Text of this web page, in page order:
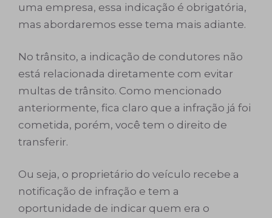
uma empresa, essa indicação é obrigatória,
mas abordaremos esse tema mais adiante.
No trânsito, a indicação de condutores não
está relacionada diretamente com evitar
multas de trânsito. Como mencionado
anteriormente, fica claro que a infração já foi
cometida, porém, você tem o direito de
transferir.
Ou seja, o proprietário do veículo recebe a
notificação de infração e tem a
oportunidade de indicar quem era o